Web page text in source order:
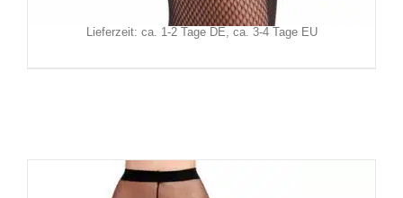
zzgl.Versand
Lieferzeit: ca. 1-2 Tage DE, ca. 3-4 Tage EU